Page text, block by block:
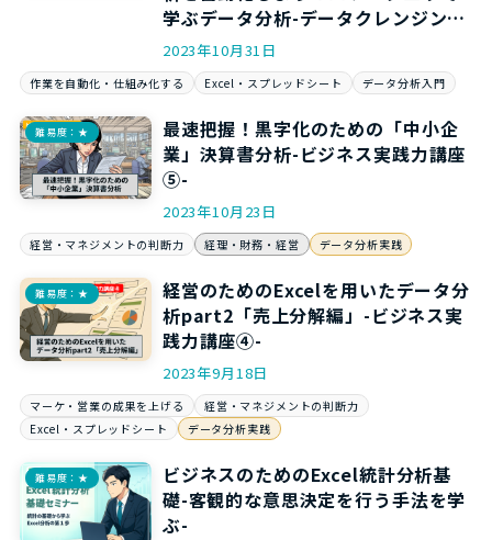
学ぶデータ分析-データクレンジング
入門編-
2023年10月31日
作業を自動化・仕組み化する Excel・スプレッドシート データ分析入門
難易度：★
最速把握！黒字化のための「中小企
業」決算書分析-ビジネス実践力講座
⑤-
2023年10月23日
経営・マネジメントの判断力 経理・財務・経営 データ分析実践
難易度：★
経営のためのExcelを用いたデータ分
析part2「売上分解編」-ビジネス実
践力講座④-
2023年9月18日
マーケ・営業の成果を上げる
経営・マネジメントの判断力
Excel・スプレッドシート
データ分析実践
難易度：★
ビジネスのためのExcel統計分析基
礎-客観的な意思決定を行う手法を学
ぶ-